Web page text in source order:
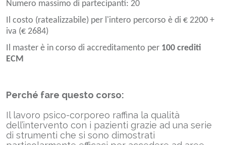
Numero massimo di partecipanti: 20
Il costo (ratealizzabile) per l'intero percorso è di € 2200 +
iva (€ 2684)
Il master è in corso di accreditamento per 100 crediti
ECM
Perché fare questo corso:
Il lavoro psico-corporeo raffina la qualità
dell’intervento con i pazienti grazie ad una serie
di strumenti che si sono dimostrati